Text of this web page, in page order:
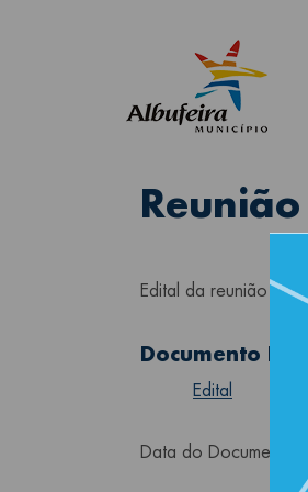
Edital da reunião
Documento
Edital
Data do Documento